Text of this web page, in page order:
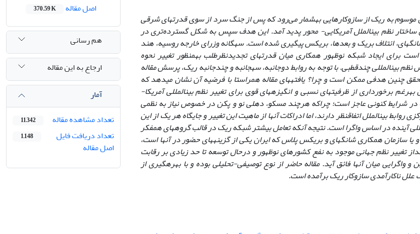
به ریک از ساز‌و‌کارهایی به‏شمار می‌رود که پس از جنگ سرد از سوی قدرت‏های شرقی
ساختار نظم بین‏الملل آمریکایی- محور پدید آمد. این هدف سپس به شکل گسترده‌تری در
ائتلاف بریک و بعدها، بریکس پیگیری شده است. سه‏گانه وزرای خارجه روسیه، هند
برای ایجاد شبکه نوظهور همکاری میان قدرت‏های تجدیدنظرطلب به‏منظور تغییر نحوه
بین‏المللی چندقطبی. با توجه به روابط دوجانبه، سه‏جانبه و چندجانبه ریک، پرسش مقاله
چنین هدفی ممکن است و چرا؟ یافته‏های مقاله هم‏راستا با فرضیه آن نشان می‏دهد که
برخورداری از ظرفیت‏های نسبی و انگیزه‏های قوی برای تغییر نظم بین‏المللی آمریکا-
در شرایط کنونی عاجز است؛ چراکه هرچند مسکو، دهلی نو و پکن در خصوص نیاز به نظمی
روابط بین‏الملل اتفاق‏نظر دارند، اما ادراکات آنها از ماهیت این تغییر و جایگاه هر یک از این
آینده در اساس واگرا است. نتیجه آنکه تعامل بیشتر شبکه ریک در قالب گروه‏های هم‏فکر
سازمان همکاری شانگهای و بریکس پلاس که ایران یکی از گزینه‏های حضور در آنها است،
تغییر نظم جهانی موجود به نفع کشورهای نوظهور و درحال توسعه تا حد زیادی بر رقابت
میان آنها فائق آید. مقاله حاضر از نوع توصیفی-تحلیلی بوده و با بهره‏گیری از
ناکارآمدی سازوکار ریک برآمده است.
اصل مقاله
370.59 K
هم رسانی
ارجاع به این مقاله
آمار
تعداد مشاهده مقاله
11,342
تعداد دریافت فایل
اصل مقاله
1,148